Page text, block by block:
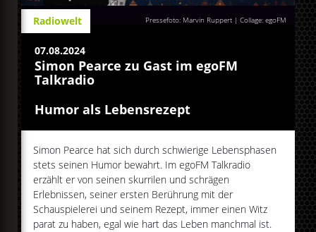
Pressefoto: Marvin Ruppert | Collage: egoFM
Radiowelt
07.08.2024
Simon Pearce zu Gast im egoFM
Talkradio
Humor als Lebensrezept
Simon Pearce hat sich durch schwierige Lebensphasen
stets seinen Humor bewahrt. Im egoFM Talkradio
erzählt er von seinen skurrilen und schrägen
Erlebnissen, seiner ersten Berührung mit der
Schauspielerei und seinem Rezept, immer einen Witz
parat zu haben, egal wie hart das Leben manchmal ist.